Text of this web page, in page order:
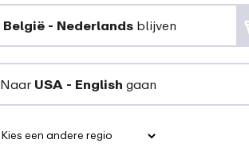
België - Nederlandsblijven
Naar USA - English gaan